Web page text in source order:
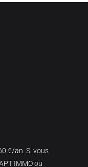
€/an. Si vous
IMMO ou